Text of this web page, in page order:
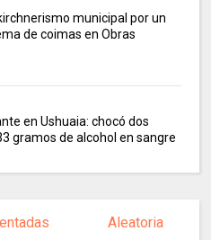
municipal por un
de coimas en Obras
en Ushuaia: chocó dos
gramos de alcohol en sangre
Aleatoria